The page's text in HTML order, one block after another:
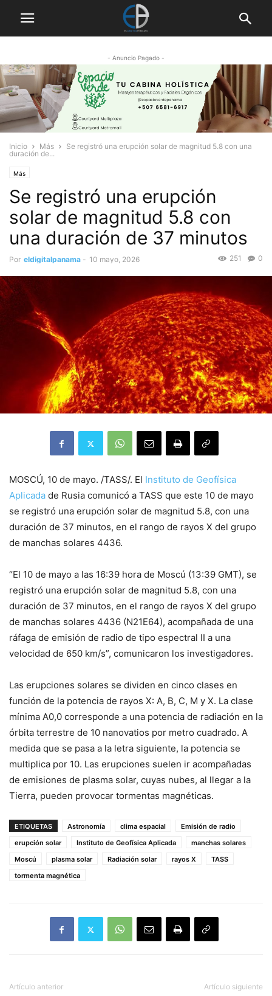
- Anuncio Pagado -
Inicio Más
Se registró una erupción solar de magnitud 5.8 con una
duración de...
Más
Se registró una erupción
solar de magnitud 5.8 con
una duración de 37 minutos
Por eldigitalpanama - 10 mayo, 2026 0
251
MOSCÚ, 10 de mayo. /TASS/. El Instituto de Geofísica
Aplicada de Rusia comunicó a TASS que este 10 de mayo
se registró una erupción solar de magnitud 5.8, con una
duración de 37 minutos, en el rango de rayos X del grupo
de manchas solares 4436.
“El 10 de mayo a las 16:39 hora de Moscú (13:39 GMT), se
registró una erupción solar de magnitud 5.8, con una
duración de 37 minutos, en el rango de rayos X del grupo
de manchas solares 4436 (N21E64), acompañada de una
ráfaga de emisión de radio de tipo espectral II a una
velocidad de 650 km/s”, comunicaron los investigadores.
Las erupciones solares se dividen en cinco clases en
función de la potencia de rayos X: A, B, C, M y X. La clase
mínima A0,0 corresponde a una potencia de radiación en la
órbita terrestre de 10 nanovatios por metro cuadrado. A
medida que se pasa a la letra siguiente, la potencia se
multiplica por 10. Las erupciones suelen ir acompañadas
de emisiones de plasma solar, cuyas nubes, al llegar a la
Tierra, pueden provocar tormentas magnéticas.
ETIQUETAS Astronomía clima espacial
Emisión de radio
erupción solar
Instituto de Geofísica Aplicada
manchas solares
Moscú
plasma solar Radiación solar rayos X
TASS
tormenta magnética
Artículo anterior Artículo siguiente